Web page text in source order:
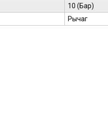
10 (Бар)
Рычаг